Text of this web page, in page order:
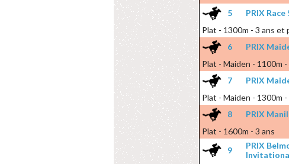
5
PRIX Race
Plat - 1300m - 3 ans et
6
PRIX
Plat - Maiden - 1100m -
7
PRIX
Plat - Maiden - 1300m
8
PRIX
Plat - 1600m - 3 ans
9
PRIX